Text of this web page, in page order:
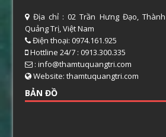
Địa chỉ : 02 Trần Hưng Đạo,
Quảng Trị, Việt Nam
Điện thoại: 0974.161.925
Hottline 24/7 : 0913.300.335
: info@thamtuquangtri.com
Website: thamtuquangtri.com
BẢN ĐỒ